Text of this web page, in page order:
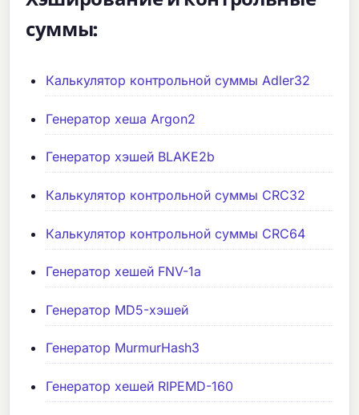
суммы:
Калькулятор контрольной суммы Adler32
Генератор хеша Argon2
Генератор хэшей BLAKE2b
Калькулятор контрольной суммы CRC32
Калькулятор контрольной суммы CRC64
Генератор хешей FNV-1a
Генератор MD5-хэшей
Генератор MurmurHash3
Генератор хешей RIPEMD-160